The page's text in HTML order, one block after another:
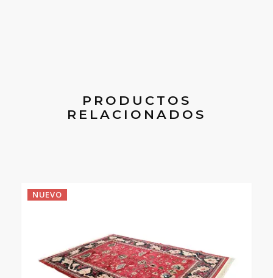
PRODUCTOS
RELACIONADOS
NUEVO